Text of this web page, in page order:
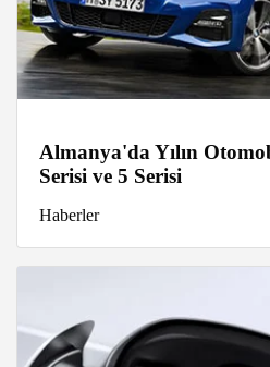
Almanya'da Yılın
Serisi ve 5 Serisi
Haberler